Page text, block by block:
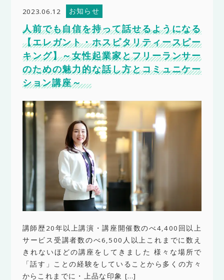
2023.06.12 お知らせ
人前でも自信を持って話せるようになる
【エレガント・ホスピタリティースピー
キング】～女性起業家とフリーランサー
のための魅力的な話し方とコミュニケー
ション講座～
講師歴20年以上講演・講座開催数のべ4,400回以上
サービス受講者数のべ6,500人以上これまでに数え
きれないほどの講座をしてきました 様々な場所で
「話す」ことの経験をしていることから多くの方々
からこれまでに・上品な印象 […]